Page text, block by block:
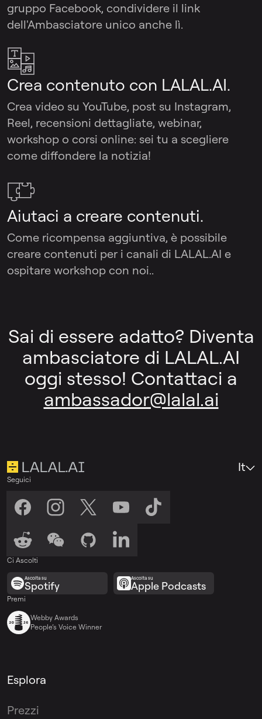
gruppo Facebook, condividere il link
dell'Ambasciatore unico anche lì.
Crea contenuto con LALAL.AI.
Crea video su YouTube, post su Instagram,
Reel, recensioni dettagliate, webinar,
workshop o corsi online: sei tu a scegliere
come diffondere la notizia!
Aiutaci a creare contenuti.
Come ricompensa aggiuntiva, è possibile
creare contenuti per i canali di LALAL.AI e
ospitare workshop con noi..
Sai di essere adatto? Diventa
ambasciatore di LALAL.AI
oggi stesso! Contattaci a
ambassador@lalal.ai
Seguici
Ci Ascolti
Ascolta su
Spotify
Ascolta su
Apple Podcasts
Premi
Webby Awards
People’s Voice Winner
It
Esplora
Prezzi